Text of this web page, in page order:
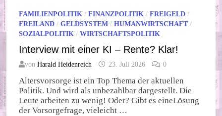
FAMILIENPOLITIK /FINANZPOLITIK /FREIGELD /
FREILAND /GELDSYSTEM /HUMANWIRTSCHAFT/
SOZIALPOLITIK /WIRTSCHAFTSPOLITIK
Interview mit einer KI – Rente? Klar!
vonHarald Heidenreich 23. Juli 2026 0
Altersvorsorge ist ein Top Thema der aktuellen
Politik. Und wird als unbezahlbar dargestellt. Die
Leute arbeiten zu wenig! Oder? Gibt es eineLösung
der Vorsorgefrage, vieleicht …